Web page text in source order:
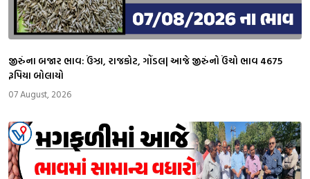
જીરુંના બજાર ભાવ: ઉંઝા, રાજકોટ, ગોંડલ| આજે જીરુંનો ઉંચો ભાવ 4675
રૂપિયા બોલાયો
07 August, 2026